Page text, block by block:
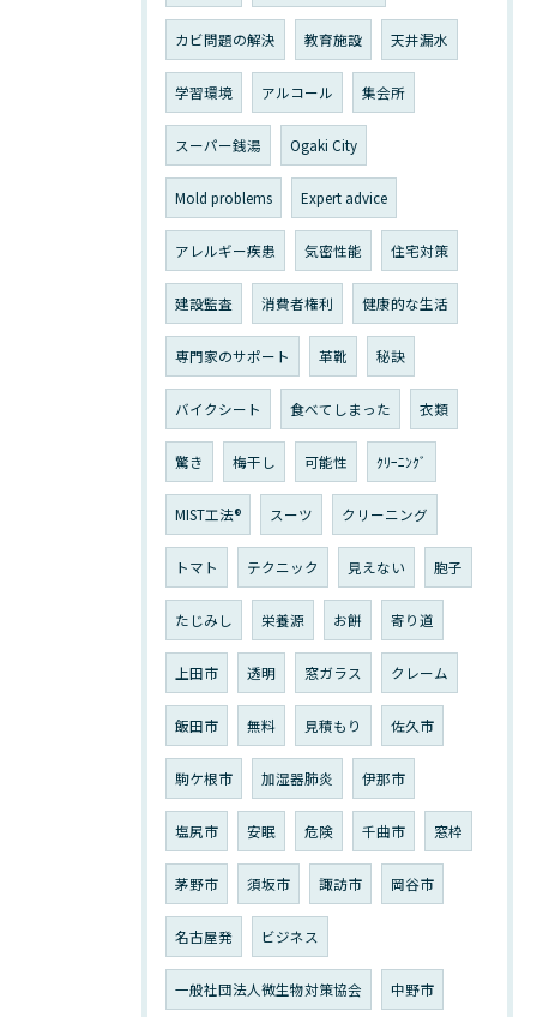
カビ問題の解決 教育施設 天井漏水
学習環境 アルコール 集会所
スーパー銭湯 Ogaki City
Mold problems Expert advice
アレルギー疾患 気密性能 住宅対策
建設監査 消費者権利 健康的な生活
専門家のサポート 革靴 秘訣
バイクシート 食べてしまった 衣類
驚き 梅干し 可能性 ｸﾘｰﾆﾝｸﾞ
MIST工法® スーツ クリーニング
トマト テクニック 見えない 胞子
たじみし 栄養源 お餅 寄り道
上田市 透明 窓ガラス クレーム
飯田市 無料 見積もり 佐久市
駒ケ根市 加湿器肺炎 伊那市
塩尻市 安眠 危険 千曲市 窓枠
茅野市 須坂市 諏訪市 岡谷市
名古屋発 ビジネス
一般社団法人微生物対策協会 中野市